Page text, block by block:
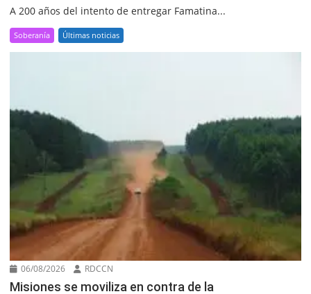
A 200 años del intento de entregar Famatina...
Soberanía Últimas noticias
06/08/2026 RDCCN
Misiones se moviliza en contra de la